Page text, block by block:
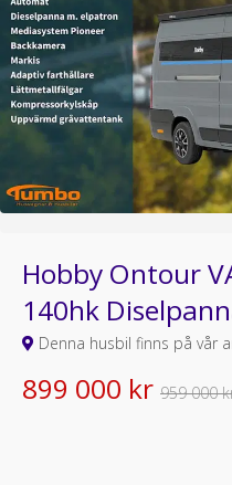
Hobby Ontour
140hk
Denna husbil finns på vår
899 000 kr 959 000